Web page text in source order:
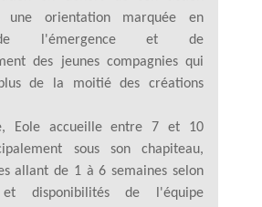
une orientation marquée en
l'émergence et de
des jeunes compagnies qui
de la moitié des créations
Eole accueille entre 7 et 10
sous son chapiteau,
allant de 1 à 6 semaines selon
disponibilités de l'équipe